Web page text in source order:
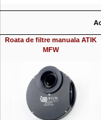
Roata de filtre manuala ATIK
MFW